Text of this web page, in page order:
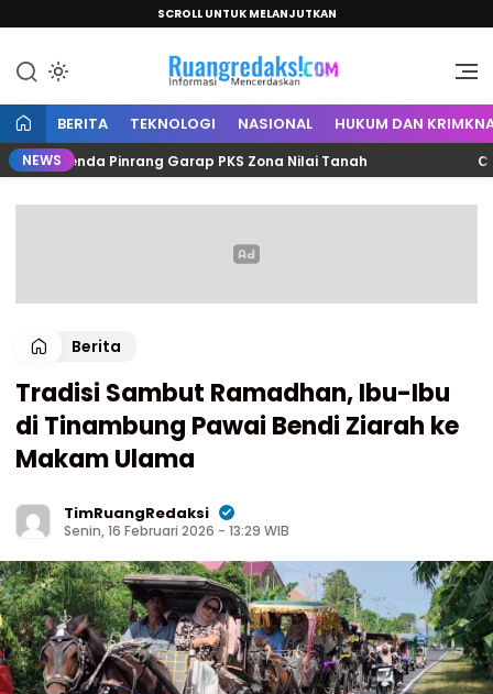
SCROLL UNTUK MELANJUTKAN
Ruang Redaksi
Informasi Mencerdaskan
BERITA TEKNOLOGI NASIONAL HUKUM DAN
NEWSPinrang Garap PKS Zona Nilai Tanah
Berita
Tradisi Sambut Ramadhan, Ibu-Ibu
di Tinambung Pawai Bendi Ziarah ke
Makam Ulama
TimRuangRedaksi
Senin, 16 Februari 2026 - 13:29 WIB